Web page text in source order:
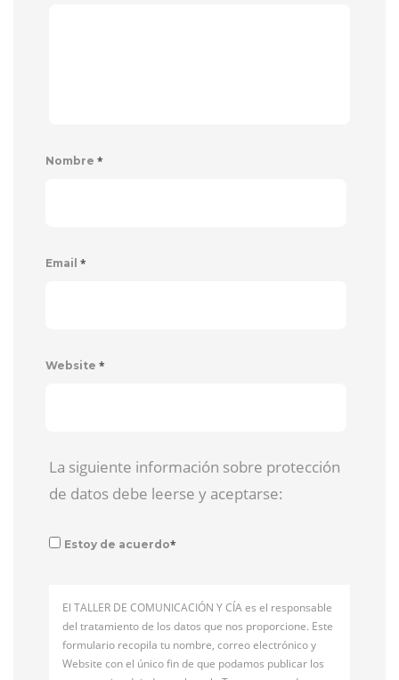
Nombre *
Email *
Website *
La siguiente información sobre protección
de datos debe leerse y aceptarse:
Estoy de acuerdo*
El TALLER DE COMUNICACIÓN Y CÍA es el responsable
del tratamiento de los datos que nos proporcione. Este
formulario recopila tu nombre, correo electrónico y
Website con el único fin de que podamos publicar los